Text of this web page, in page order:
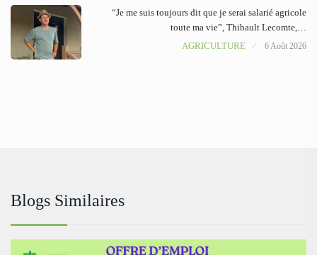
“Je me suis toujours dit que je serai salarié agricole
toute ma vie”, Thibault Lecomte,…
AGRICULTURE
6 Août 2026
Blogs Similaires